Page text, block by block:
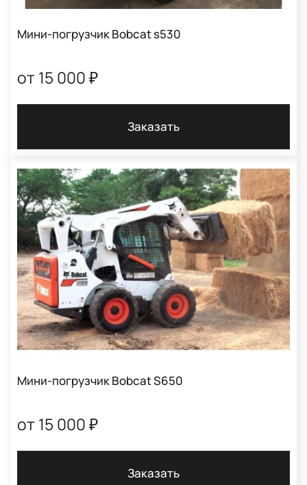
Мини-погрузчик Bobcat s530
от 15 000 ₽
Заказать
Мини-погрузчик Bobcat S650
от 15 000 ₽
Заказать